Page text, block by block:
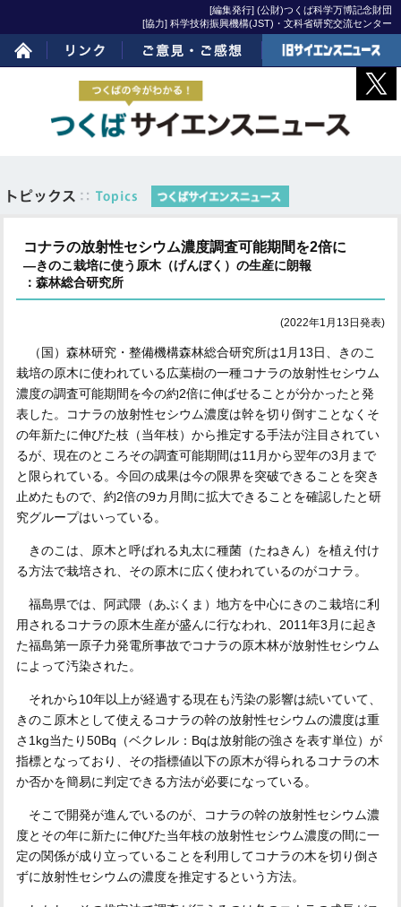
[編集発行] (公財)つくば科学万博記念財団
[協力] 科学技術振興機構(JST)・文科省研究交流センター
ホーム リンク ご意見・ご感想
旧サイエンスニュー
コナラの放射性セシウム濃度調査可能期間を2倍に
―きのこ栽培に使う原木（げんぼく）の生産に朗報
：森林総合研究所
(2022年1月13日発表)
（国）森林研究・整備機構森林総合研究所は1月13日、きのこ
栽培の原木に使われている広葉樹の一種コナラの放射性セシウム
濃度の調査可能期間を今の約2倍に伸ばせることが分かったと発
表した。コナラの放射性セシウム濃度は幹を切り倒すことなくそ
の年新たに伸びた枝（当年枝）から推定する手法が注目されてい
るが、現在のところその調査可能期間は11月から翌年の3月まで
と限られている。今回の成果は今の限界を突破できることを突き
止めたもので、約2倍の9カ月間に拡大できることを確認したと研
究グループはいっている。
きのこは、原木と呼ばれる丸太に種菌（たねきん）を植え付け
る方法で栽培され、その原木に広く使われているのがコナラ。
福島県では、阿武隈（あぶくま）地方を中心にきのこ栽培に利
用されるコナラの原木生産が盛んに行なわれ、2011年3月に起き
た福島第一原子力発電所事故でコナラの原木林が放射性セシウム
によって汚染された。
それから10年以上が経過する現在も汚染の影響は続いていて、
きのこ原木として使えるコナラの幹の放射性セシウムの濃度は重
さ1kg当たり50Bq（ベクレル：Bqは放射能の強さを表す単位）が
指標となっており、その指標値以下の原木が得られるコナラの木
か否かを簡易に判定できる方法が必要になっている。
そこで開発が進んでいるのが、コナラの幹の放射性セシウム濃
度とその年に新たに伸びた当年枝の放射性セシウム濃度の間に一
定の関係が成り立っていることを利用してコナラの木を切り倒さ
ずに放射性セシウムの濃度を推定するという方法。